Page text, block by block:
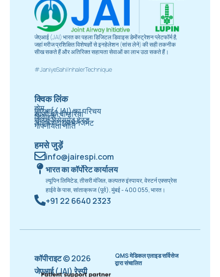
जेएआई (JAI) भारत का पहला डिजिटल डिवाइस डेमोंस्ट्रेशन प्लेटफॉर्म है,
जहां मरीज प्रशिक्षित विशेषज्ञों से इनहेलेशन (सांस लेने) की सही तकनीक
सीख सकते हैं और अतिरिक्त सहायता सेवाओं का लाभ उठा सकते हैं।
#JaniyeSahiInhalerTechnique
क्विक लिंक
होम
जेएआई (JAI) का परिचय
सांसों की बीमारियां
डिवाइस
सेल्फ असेसमेंट टेस्ट
लाइफस्टाइल मैनेजमेंट
गोपनीयता नीति
हमसे जुड़ें
info@jairespi.com
भारत का कॉर्पोरेट कार्यालय
ल्यूपिन लिमिटेड, तीसरी मंजिल, कल्पतरु इंस्पायर, वेस्टर्न एक्सप्रेस
हाईवे के पास, सांताक्रूज (पूर्व), मुंबई - 400 055, भारत।
+91 22 6640 2323
कॉपीराइट © 2026
जेएआई (JAI) रेस्पी
QMS मेडिकल एलाइड सर्विसेज
द्वारा संचालित